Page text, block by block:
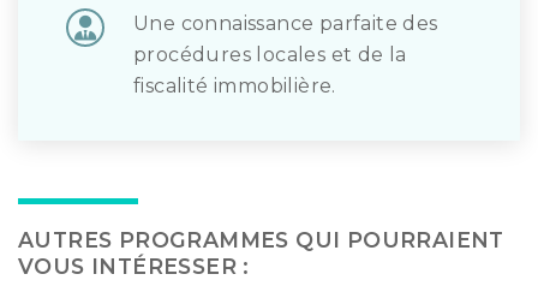
Une connaissance parfaite des
procédures locales et de la
fiscalité immobilière.
AUTRES PROGRAMMES QUI POURRAIENT
VOUS INTÉRESSER :